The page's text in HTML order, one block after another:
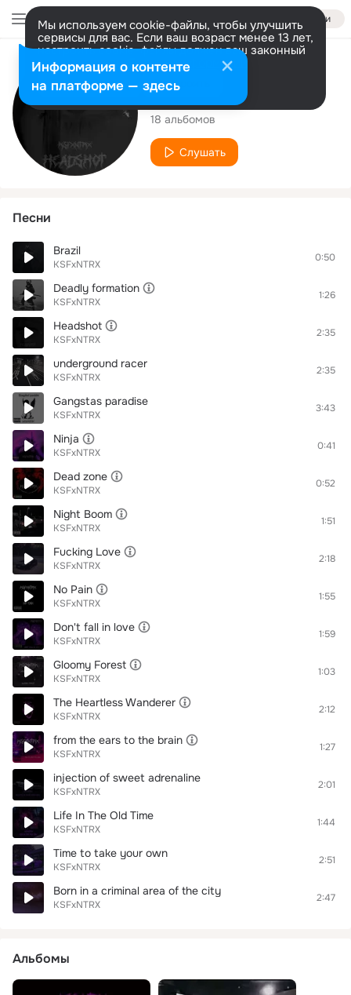
Войти
Мы используем cookie-файлы, чтобы улучшить
сервисы для вас. Если ваш возраст менее 13 лет,
настроить cookie-файлы должен ваш законный
представитель. Больше информации
Разрешить все Настроить
Исполнитель
KSFxNTRX
18 альбомов
Слушать
Песни
Brazil
KSFxNTRX
0:50
Deadly formation
KSFxNTRX
1:26
Headshot
KSFxNTRX
2:35
underground racer
KSFxNTRX
2:35
Gangstas paradise
KSFxNTRX
3:43
Ninja
KSFxNTRX
0:41
Dead zone
KSFxNTRX
0:52
Night Boom
KSFxNTRX
1:51
Fucking Love
KSFxNTRX
2:18
No Pain
KSFxNTRX
1:55
Don't fall in love
KSFxNTRX
1:59
Gloomy Forest
KSFxNTRX
1:03
The Heartless Wanderer
KSFxNTRX
2:12
from the ears to the brain
KSFxNTRX
1:27
injection of sweet adrenaline
KSFxNTRX
2:01
Life In The Old Time
KSFxNTRX
1:44
Time to take your own
KSFxNTRX
2:51
Born in a criminal area of the city
KSFxNTRX
2:47
Альбомы
Информация о контенте
на платформе — здесь